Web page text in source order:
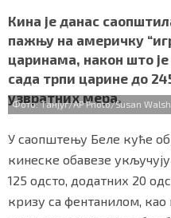
c
e
b
o
o
k
i
t
t
e
r
a
s
A
p
p
b
e
r
a
r
e
Кина је данас
пажњу на америчку
царинама, након што
сада трпи царине до
узвратних мера.
Фото: Танјуг/AP Photo/Susan
У саопштењу Беле куће
кинеске обавезе
125 одсто, додатних 20
кризу са фентанилом, као
ВИДЕО
СПЕЦИЈАЛИ
БЛОГ
СВЕТ
ЖИВОТ И СТИЛ